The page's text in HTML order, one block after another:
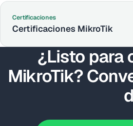
Certificaciones
Certificaciones MikroTik
¿Listo para
MikroTik?